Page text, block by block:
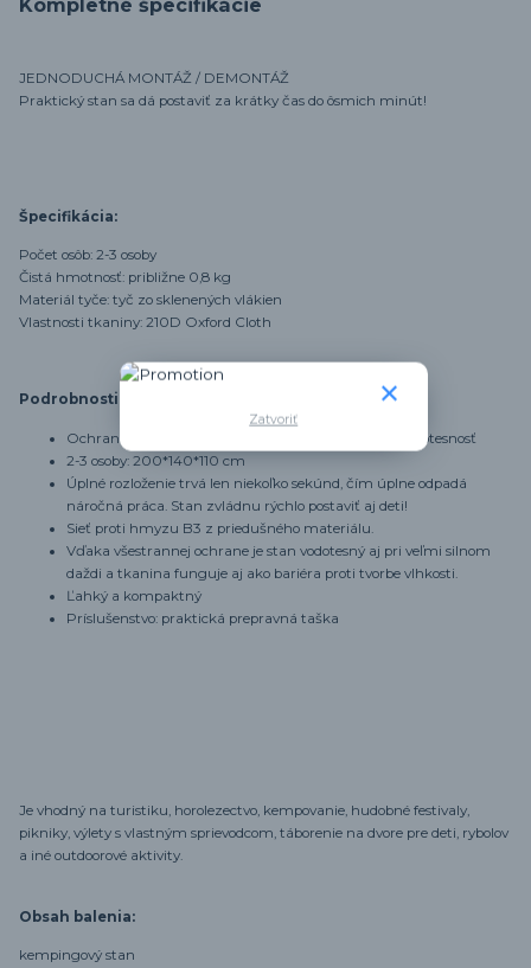
Kompletné špecifikácie
JEDNODUCHÁ MONTÁŽ / DEMONTÁŽ
Praktický stan sa dá postaviť za krátky čas do ôsmich minút!
Špecifikácia:
Počet osôb: 2-3 osoby
Čistá hmotnosť: približne 0,8 kg
Materiál tyče: tyč zo sklenených vlákien
Vlastnosti tkaniny: 210D Oxford Cloth
Podrobnosti :
Ochrana proti UV žiareniu, odolnosť proti vlhkosti, vodotesnosť
2-3 osoby: 200*140*110 cm
Úplné rozloženie trvá len niekoľko sekúnd, čím úplne odpadá
náročná práca. Stan zvládnu rýchlo postaviť aj deti!
Sieť proti hmyzu B3 z priedušného materiálu.
Vďaka všestrannej ochrane je stan vodotesný aj pri veľmi silnom
daždi a tkanina funguje aj ako bariéra proti tvorbe vlhkosti.
Ľahký a kompaktný
Príslušenstvo: praktická prepravná taška
Je vhodný na turistiku, horolezectvo, kempovanie, hudobné festivaly,
pikniky, výlety s vlastným sprievodcom, táborenie na dvore pre deti, rybolov
a iné outdoorové aktivity.
Obsah balenia:
kempingový stan
Zatvoriť